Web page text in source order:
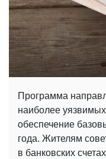
Программа
наиболее
обеспечение
года. Жителям
в банковских